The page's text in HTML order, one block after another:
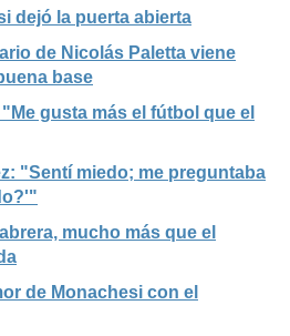
dejó la puerta abierta
de Nicolás Paletta viene
base
gusta más el fútbol que el
"Sentí miedo; me preguntaba
mucho más que el
de Monachesi con el